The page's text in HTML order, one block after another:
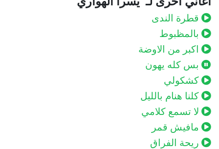
قطرة الندى
بالمظبوط
اكبر من الاوضة
بس كله يهون
كشكولي
كلنا هنام بالليل
لا تسمع كلامي
مافيش قمر
ريحة الفراق